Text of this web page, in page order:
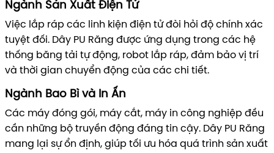
Ngành Sản Xuất Điện Tử
Việc lắp ráp các linh kiện điện tử đòi hỏi độ chính xác
tuyệt đối. Dây PU Răng được ứng dụng trong các hệ
thống băng tải tự động, robot lắp ráp, đảm bảo vị trí
và thời gian chuyển động của các chi tiết.
Ngành Bao Bì và In Ấn
Các máy đóng gói, máy cắt, máy in công nghiệp đều
cần những bộ truyền động đáng tin cậy. Dây PU Răng
mang lại sự ổn định, giúp tối ưu hóa quá trình sản xuất